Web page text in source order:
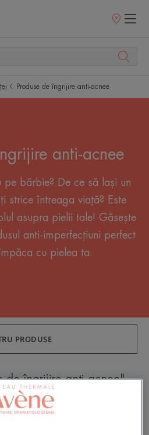
Retailerii
Produse de îngrijire anti-acnee
anti-acnee
pe bărbie? De ce să lași un
strice întreaga viață? Este
asupra pielii tale! Găsește
anti-imperfecțiuni perfect
cu pielea ta.
PRODUSE
de îngrijire anti-acnee"